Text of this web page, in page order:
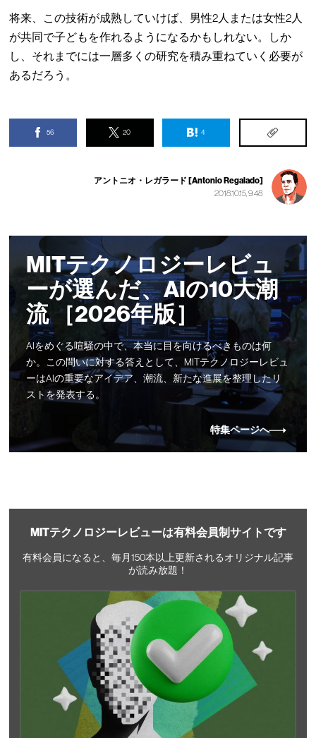
将来、この技術が成熟していけば、男性2人または女性2人
が共同で子どもを作れるようになるかもしれない。しか
し、それまでには一層多くの研究を積み重ねていく必要が
あるだろう。
56 20 4
アントニオ・レガラード [Antonio Regalado]
2018.10.15, 9:48
MITテクノロジーレビュ
ーが選んだ、AIの10大潮
流 ［2026年版］
AIをめぐる喧騒の中で、本当に目を向けるべきものは何
か。この問いに対する答えとして、MITテクノロジーレビュ
ーはAIの重要なアイデア、潮流、新たな進展を整理したリ
ストを発表する。
特集ページへ
MITテクノロジーレビューは有料会員制サイトです
有料会員になると、毎月150本以上更新されるオリジナル記事
が読み放題！